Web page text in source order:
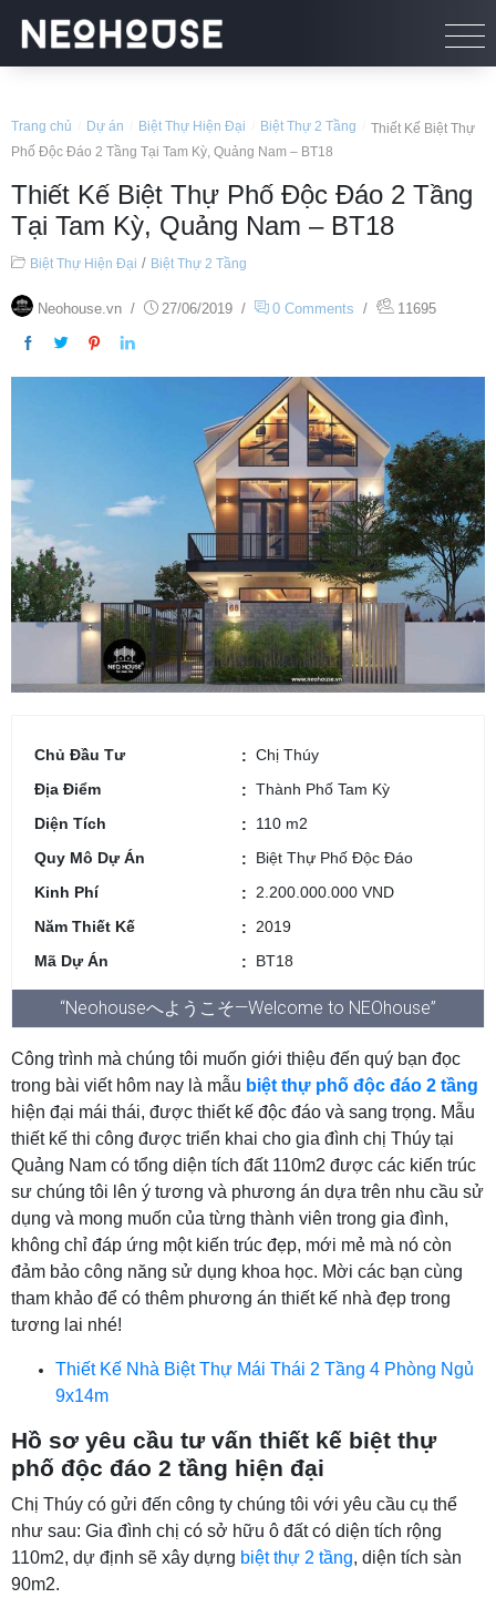
Trang chủ Dự án Biệt Thự Hiện Đại Biệt Thự 2 Tầng
Thiết Kế Biệt Thự
Phố Độc Đáo 2 Tầng Tại Tam Kỳ, Quảng Nam – BT18
Thiết Kế Biệt Thự Phố Độc Đáo 2 Tầng
Tại Tam Kỳ, Quảng Nam – BT18
Biệt Thự Hiện Đại / Biệt Thự 2 Tầng
Neohouse.vn / 27/06/2019 / 0 Comments / 11695
Chủ Đầu Tư
Chị Thúy
Địa Điểm
Thành Phố Tam Kỳ
Diện Tích
110 m2
Quy Mô Dự Án
Biệt Thự Phố Độc Đáo
Kinh Phí
2.200.000.000 VND
Năm Thiết Kế
2019
Mã Dự Án
BT18
“Neohouseへようこそ—Welcome to NEOhouse”
Công trình mà chúng tôi muốn giới thiệu đến quý bạn đọc
trong bài viết hôm nay là mẫu biệt thự phố độc đáo 2 tầng
hiện đại mái thái, được thiết kế độc đáo và sang trọng. Mẫu
thiết kế thi công được triển khai cho gia đình chị Thúy tại
Quảng Nam có tổng diện tích đất 110m2 được các kiến trúc
sư chúng tôi lên ý tương và phương án dựa trên nhu cầu sử
dụng và mong muốn của từng thành viên trong gia đình,
không chỉ đáp ứng một kiến trúc đẹp, mới mẻ mà nó còn
đảm bảo công năng sử dụng khoa học. Mời các bạn cùng
tham khảo để có thêm phương án thiết kế nhà đẹp trong
tương lai nhé!
Thiết Kế Nhà Biệt Thự Mái Thái 2 Tầng 4 Phòng Ngủ
9x14m
Hồ sơ yêu cầu tư vấn thiết kế biệt thự
phố độc đáo 2 tầng hiện đại
Chị Thúy có gửi đến công ty chúng tôi với yêu cầu cụ thể
như sau: Gia đình chị có sở hữu ô đất có diện tích rộng
110m2, dự định sẽ xây dựng biệt thự 2 tầng, diện tích sàn
90m2.